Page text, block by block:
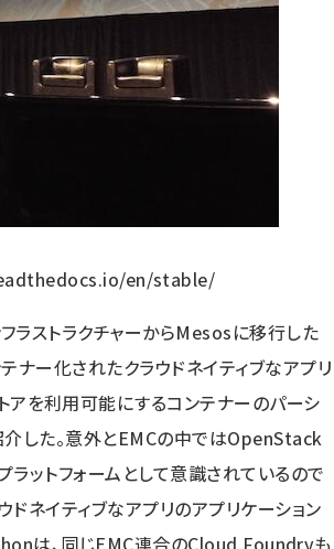
en/stable/
ストラクチャーからMesosに移行した
ナー化されたクラウドネイティブなアプリ
アを利用可能にするコンテナーのパーシ
介した。意外とEMCの中ではOpenStack
ットフォームとして意識されているので
ネイティブなアプリのアプリケーション
は、同じEMC連合のCloud Foundryも